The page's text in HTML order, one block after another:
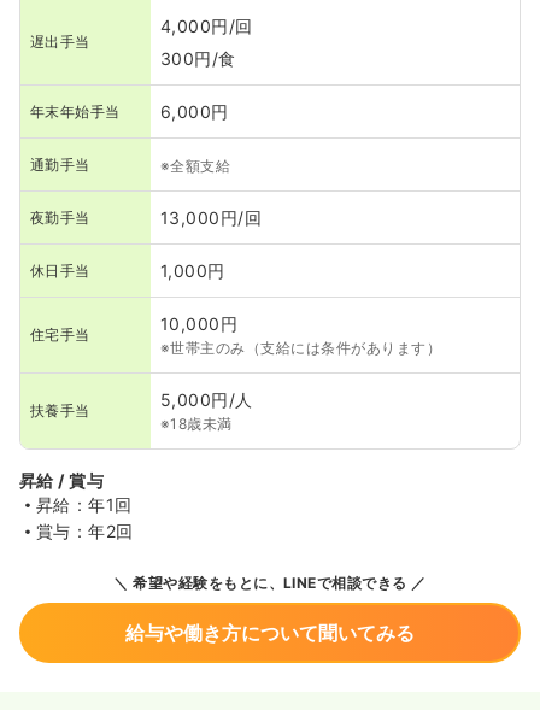
遅出手当
4,000円/回
300円/食
年末年始手当 6,000円
通勤手当 ※全額支給
夜勤手当 13,000円/回
休日手当 1,000円
住宅手当
10,000円
※世帯主のみ（支給には条件があります）
扶養手当
5,000円/人
※18歳未満
昇給 / 賞与
昇給：年1回
賞与：年2回
希望や経験をもとに、LINEで相談できる
給与や働き方について聞いてみる